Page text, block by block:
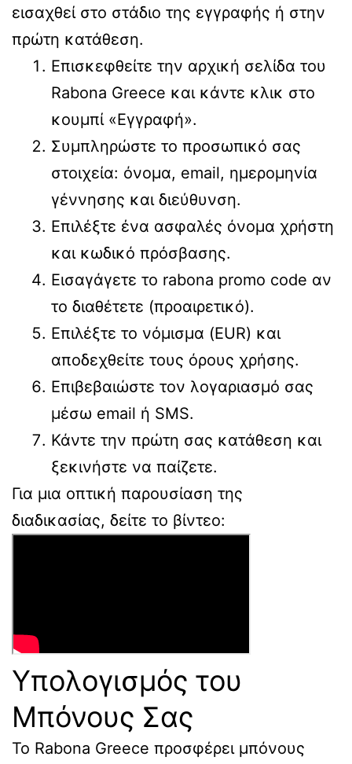
εισαχθεί στο στάδιο της εγγραφής ή στην
πρώτη κατάθεση.
Επισκεφθείτε την αρχική σελίδα του
Rabona Greece και κάντε κλικ στο
κουμπί «Εγγραφή».
Συμπληρώστε το προσωπικό σας
στοιχεία: όνομα, email, ημερομηνία
γέννησης και διεύθυνση.
Επιλέξτε ένα ασφαλές όνομα χρήστη
και κωδικό πρόσβασης.
Εισαγάγετε το rabona promo code αν
το διαθέτετε (προαιρετικό).
Επιλέξτε το νόμισμα (EUR) και
αποδεχθείτε τους όρους χρήσης.
Επιβεβαιώστε τον λογαριασμό σας
μέσω email ή SMS.
Κάντε την πρώτη σας κατάθεση και
ξεκινήστε να παίζετε.
Για μια οπτική παρουσίαση της
διαδικασίας, δείτε το βίντεο:
Υπολογισμός του
Μπόνους Σας
Το Rabona Greece προσφέρει μπόνους